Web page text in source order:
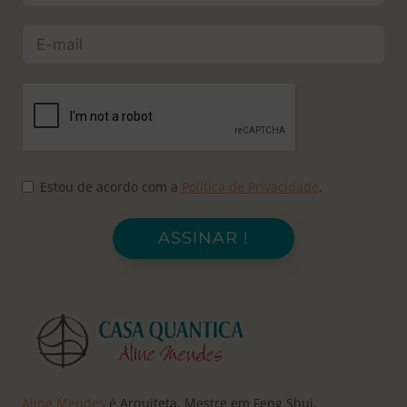
Estou de acordo com a Política de Privacidade.
ASSINAR !
Aline Mendes é Arquiteta, Mestre em Feng Shui,